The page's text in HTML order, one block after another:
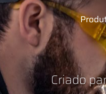
Criado